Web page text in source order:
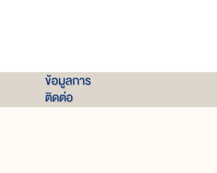
ข้อมูลการ
ติดต่อ